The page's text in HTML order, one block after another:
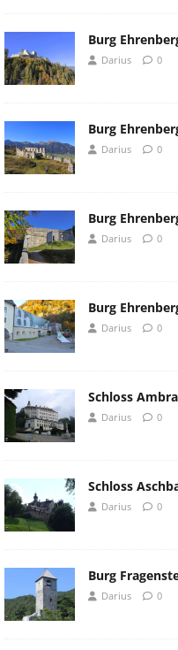
Burg
Darius 0
Burg
Darius 0
Burg
Darius 0
Burg
Darius 0
Schloss
Darius 0
Schloss
Darius 0
Burg
Darius 0